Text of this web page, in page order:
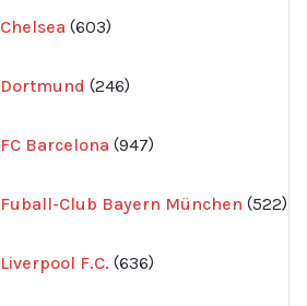
Chelsea 603
produkter
Dortmund 246
produkter
FC Barcelona 947
produkter
Fuball-Club Bayern München 522
Liverpool F.C. 636
produkter